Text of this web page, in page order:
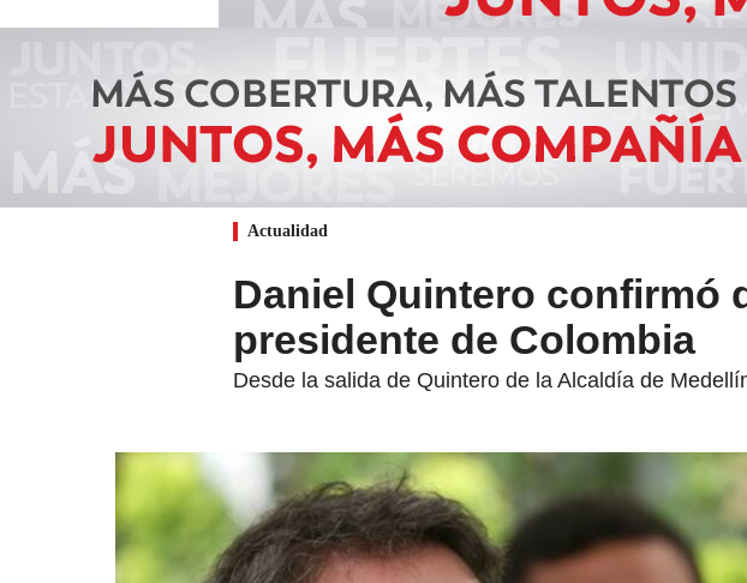
Actualidad
Daniel Quintero confirmó
presidente de Colombia
Desde la salida de Quintero de la Alcaldía de